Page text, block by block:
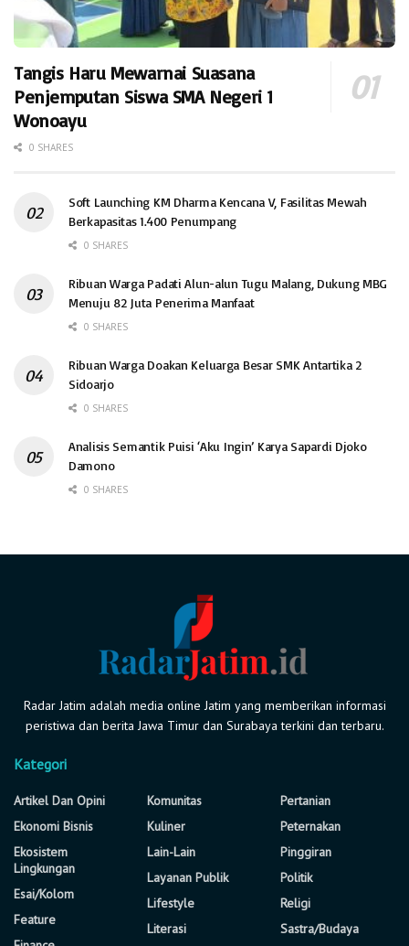
Tangis Haru Mewarnai Suasana
Penjemputan Siswa SMA Negeri 1
Wonoayu
0 SHARES
Soft Launching KM Dharma Kencana V, Fasilitas Mewah
Berkapasitas 1.400 Penumpang
0 SHARES
Ribuan Warga Padati Alun-alun Tugu Malang, Dukung MBG
Menuju 82 Juta Penerima Manfaat
0 SHARES
Ribuan Warga Doakan Keluarga Besar SMK Antartika 2
Sidoarjo
0 SHARES
Analisis Semantik Puisi ‘Aku Ingin’ Karya Sapardi Djoko
Damono
0 SHARES
Radar Jatim adalah media online Jatim yang memberikan informasi
peristiwa dan berita Jawa Timur dan Surabaya terkini dan terbaru.
Kategori
Artikel Dan Opini
Ekonomi Bisnis
Ekosistem
Lingkungan
Esai/Kolom
Feature
Komunitas
Kuliner
Lain-Lain
Layanan Publik
Lifestyle
Literasi
Pertanian
Peternakan
Pinggiran
Politik
Religi
Sastra/Budaya